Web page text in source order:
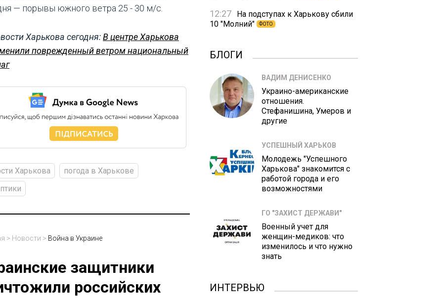
— порывы южного ветра 25 - 30 м/с.
Харькова сегодня:В центре Харькова
поврежденный ветром национальный
Харькова
погода в Харькове
> Новости > Война в Украине
защитники
российских
12:27
На подступах к Харькову сбили
10 "Молний"
ФОТО
БЛОГИ
ВАДИМ ДЕНИСЕНКО
Украино-американские
отношения.
Стефанишина, Умеров и
другие
УСПЕШНЫЙ ХАРЬКОВ
Молодежь "Успешного
Харькова" знакомится с
работой города и его
возможностями
ГО "ЗАХИСТ ДЕРЖАВИ"
Военный учет для
женщин-медиков: что
изменилось и что нужно
знать
ИНТЕРВЬЮ